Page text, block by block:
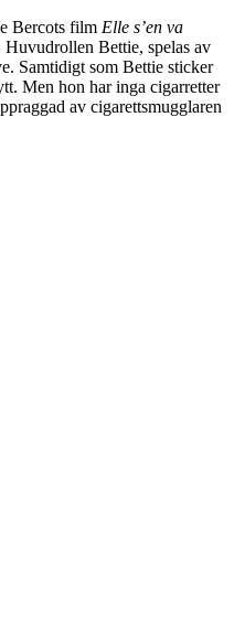
Bercots film Elle s’en va
Huvudrollen Bettie, spelas av
Samtidigt som Bettie sticker
Men hon har inga cigarretter
av cigarettsmugglaren